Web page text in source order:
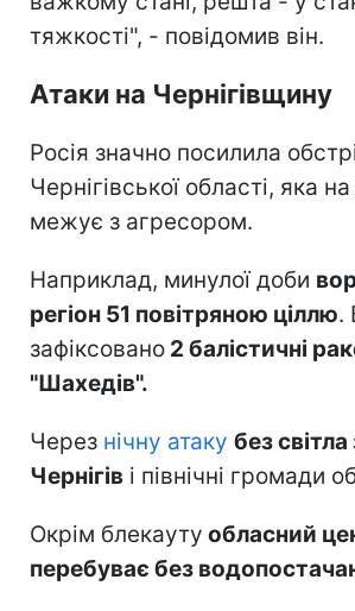
тяжкості", - повідомив він.
Атаки на Чернігівщину
Росія значно посилила
Чернігівської області, яка на
межує з агресором.
Наприклад, минулої доби
регіон 51 повітряною ціллю.
зафіксовано 2 балістичні
"Шахедів".
Через нічну атаку без
Чернігів і північні громади
Окрім блекауту обласний
перебуває без